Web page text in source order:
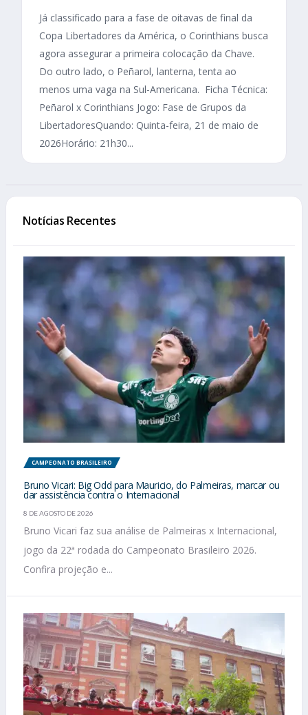
Já classificado para a fase de oitavas de final da
Copa Libertadores da América, o Corinthians busca
agora assegurar a primeira colocação da Chave.
Do outro lado, o Peñarol, lanterna, tenta ao
menos uma vaga na Sul-Americana. Ficha Técnica:
Peñarol x Corinthians Jogo: Fase de Grupos da
LibertadoresQuando: Quinta-feira, 21 de maio de
2026Horário: 21h30...
Notícias Recentes
CAMPEONATO BRASILEIRO
Bruno Vicari: Big Odd para Mauricio, do Palmeiras, marcar ou
dar assistência contra o Internacional
8 DE AGOSTO DE 2026
Bruno Vicari faz sua análise de Palmeiras x Internacional,
jogo da 22ª rodada do Campeonato Brasileiro 2026.
Confira projeção e...